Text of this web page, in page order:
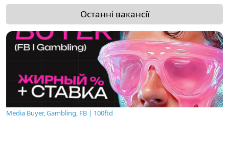
Останні вакансії
Media Buyer, Gambling, FB | 100ftd